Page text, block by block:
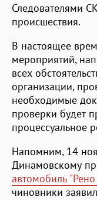
Следователями
происшествия.
В настоящее
мероприятий,
всех
организации,
необходимые
проверки будет
процессуальное
Напомним, 14
Динамовскому
автомобиль
чиновники